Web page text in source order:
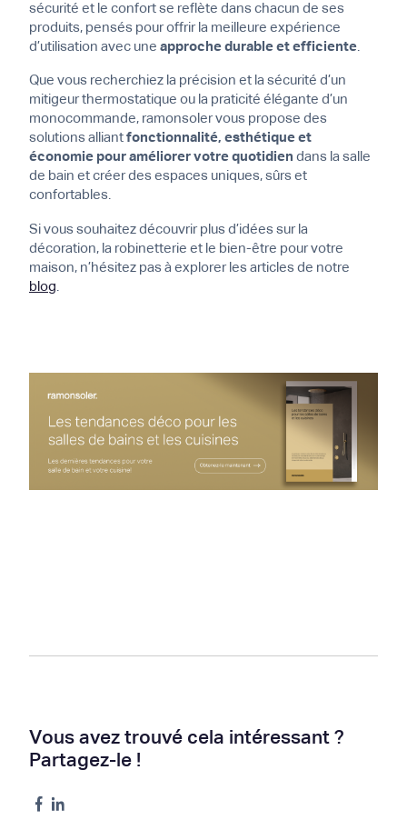
sécurité et le confort se reflète dans chacun de ses
produits, pensés pour offrir la meilleure expérience
d’utilisation avec une approche durable et efficiente
Que vous recherchiez la précision et la sécurité d’un
mitigeur thermostatique ou la praticité élégante d’un
monocommande, ramonsoler vous propose des
solutions alliant fonctionnalité, esthétique et
économie pour améliorer votre quotidien dans la salle
de bain et créer des espaces uniques, sûrs et
confortables.
Si vous souhaitez découvrir plus d’idées sur la
décoration, la robinetterie et le bien-être pour votre
maison, n’hésitez pas à explorer les articles de notre
blog.
Vous avez trouvé cela intéressant ?
Partagez-le !